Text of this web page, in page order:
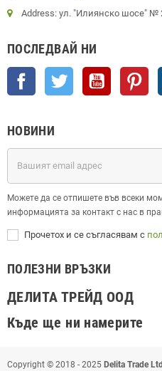
Address: ул. "Илиянско шосе" №
ПОСЛЕДВАЙ НИ
Facebook Twitter YouTube
НОВИНИ
Можете да се отпишете във всеки
информацията за контакт с нас в
Прочетох и се съгласявам с
ПОЛЕЗНИ ВРЪЗКИ
ДЕЛИТА ТРЕЙД ООД
Къде ще ни намерите
Copyright © 2018 - 2025 Delita Trade Ltd